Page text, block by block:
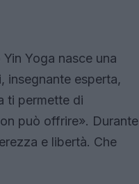
Yoga nasce una
insegnante esperta,
ti permette di
può offrire». Durante
e libertà. Che